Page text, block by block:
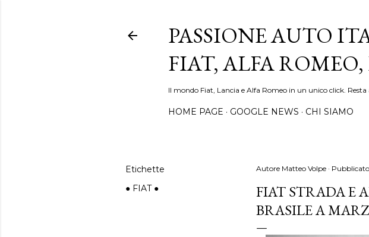
PASSIONE AUTO
FIAT, ALFA
Il mondo Fiat, Lancia e Alfa Romeo in un unico click.
HOME PAGE GOOGLE NEWS CHI SIAMO
Etichette
● FIAT ●
Autore Matteo Volpe
FIAT STRADA E
BRASILE A